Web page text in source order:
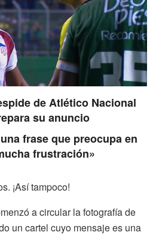
de Atlético Nacional
su anuncio
frase que preocupa en
frustración»
¡Así tampoco!
a circular la fotografía de
un cartel cuyo mensaje es una